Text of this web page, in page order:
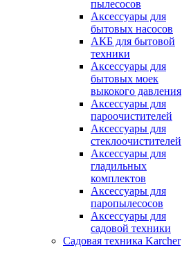
пылесосов
Аксессуары для
бытовых насосов
АКБ для бытовой
техники
Аксессуары для
бытовых моек
выкокого давления
Аксессуары для
пароочистителей
Аксессуары для
стеклоочистителей
Аксессуары для
гладильных
комплектов
Аксессуары для
паропылесосов
Аксессуары для
садовой техники
Садовая техника Karcher